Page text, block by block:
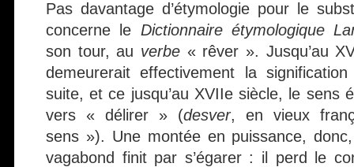
Pas davantage d’étymologie pour le
concerne le Dictionnaire étymologique
son tour, au verbe « rêver ». Jusqu’au
demeurerait effectivement la
suite, et ce jusqu’au XVIIe siècle, le sens
vers « délirer » (desver, en vieux
sens »). Une montée en puissance, donc,
vagabond finit par s’égarer : il perd le